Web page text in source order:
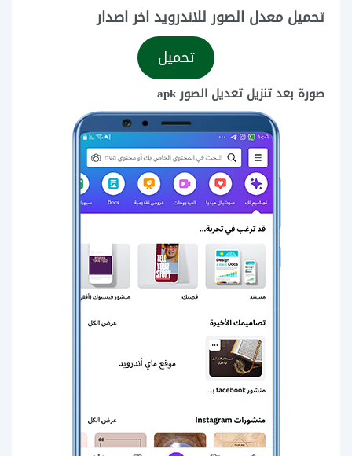
تحميل معدل الصور للاندرويد اخر اصدار
تحميل
صورة بعد تنزيل تعديل الصور apk